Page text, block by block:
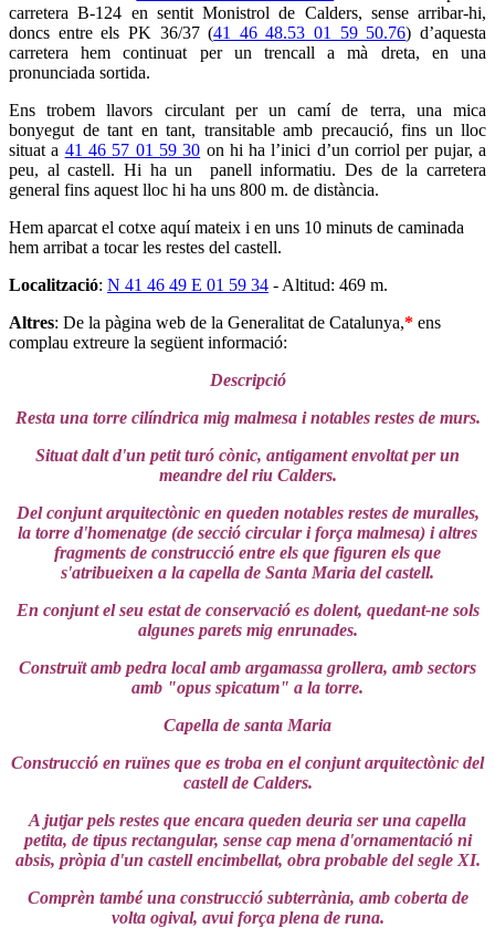
carretera B-124 en sentit Monistrol de Calders, sense arribar-hi,
doncs entre els PK 36/37 (41 46 48.53 01 59 50.76) d’aquesta
carretera hem continuat per un trencall a mà dreta, en una
pronunciada sortida.
Ens trobem llavors circulant per un camí de terra, una mica
bonyegut de tant en tant, transitable amb precaució, fins un lloc
situat a 41 46 57 01 59 30 on hi ha l’inici d’un corriol per pujar, a
peu, al castell. Hi ha un panell informatiu. Des de la carretera
general fins aquest lloc hi ha uns 800 m. de distància.
Hem aparcat el cotxe aquí mateix i en uns 10 minuts de caminada
hem arribat a tocar les restes del castell.
Localització: N 41 46 49 E 01 59 34 - Altitud: 469 m.
Altres: De la pàgina web de la Generalitat de Catalunya,* ens
complau extreure la següent informació:
Descripció
Resta una torre cilíndrica mig malmesa i notables restes de murs.
Situat dalt d'un petit turó cònic, antigament envoltat per un
meandre del riu Calders.
Del conjunt arquitectònic en queden notables restes de muralles,
la torre d'homenatge (de secció circular i força malmesa) i altres
fragments de construcció entre els que figuren els que
s'atribueixen a la capella de Santa Maria del castell.
En conjunt el seu estat de conservació es dolent, quedant-ne sols
algunes parets mig enrunades.
Construït amb pedra local amb argamassa grollera, amb sectors
amb "opus spicatum" a la torre.
Capella de santa Maria
Construcció en ruïnes que es troba en el conjunt arquitectònic del
castell de Calders.
A jutjar pels restes que encara queden deuria ser una capella
petita, de tipus rectangular, sense cap mena d'ornamentació ni
absis, pròpia d'un castell encimbellat, obra probable del segle XI.
Comprèn també una construcció subterrània, amb coberta de
volta ogival, avui força plena de runa.